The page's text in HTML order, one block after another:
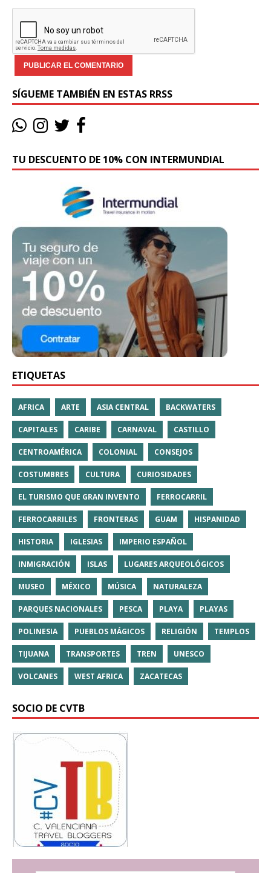
SÍGUEME TAMBIÉN EN ESTAS RRSS
TU DESCUENTO DE 10% CON INTERMUNDIAL
ETIQUETAS
AFRICA ARTE ASIA CENTRAL BACKWATERS
CAPITALES CARIBE CARNAVAL CASTILLO
CENTROAMÉRICA COLONIAL CONSEJOS
COSTUMBRES CULTURA CURIOSIDADES
EL TURISMO QUE GRAN INVENTO FERROCARRIL
FERROCARRILES FRONTERAS GUAM HISPANIDAD
HISTORIA IGLESIAS IMPERIO ESPAÑOL
INMIGRACIÓN ISLAS LUGARES ARQUEOLÓGICOS
MUSEO MÉXICO MÚSICA NATURALEZA
PARQUES NACIONALES PESCA PLAYA PLAYAS
POLINESIA PUEBLOS MÁGICOS RELIGIÓN TEMPLOS
TIJUANA TRANSPORTES TREN UNESCO
VOLCANES WEST AFRICA ZACATECAS
SOCIO DE CVTB